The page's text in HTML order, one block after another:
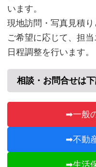
います。
現地訪問・写真見積り
ご希望に応じて、担
日程調整を行います。
相談・お問合せは
➡一般
➡不動
➡生活